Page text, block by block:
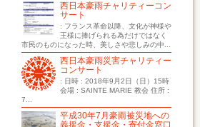
西日本豪雨チャリティーコン
サート
: フランス革命以降、文化が神様や
王様に捧げられる為だけではなく
市民のものになった時、美しさや悲しみの中...
西日本豪雨災害チャリティー
コンサート
: 日時 : 2018年9月2日（日）15時
会場 : SAINTE MARIE 教会 住所 :
7...
平成30年7月豪雨被災地への
義援金・支援金・寄付金窓口